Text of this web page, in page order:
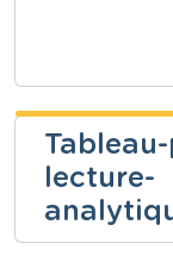
lecture-